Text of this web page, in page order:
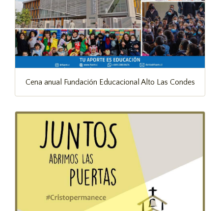
Cena anual Fundación Educacional Alto Las Condes